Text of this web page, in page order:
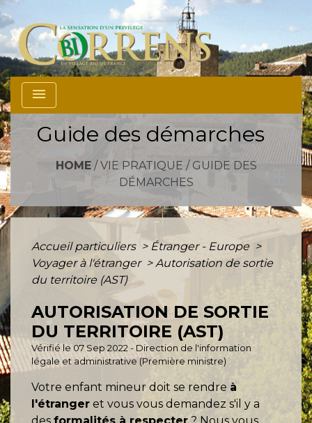
menu
Guide des démarches
HOME/ VIE PRATIQUE / GUIDE DES
DÉMARCHES
Accueil particuliers > Étranger - Europe >
Voyager à l'étranger > Autorisation de sortie
du territoire (AST)
AUTORISATION DE SORTIE
DU TERRITOIRE (AST)
Vérifié le 07 Sep 2022 - Direction de l'information
légale et administrative (Première ministre)
Votre enfant mineur doit se rendre à
l'étranger et vous vous demandez s'il y a